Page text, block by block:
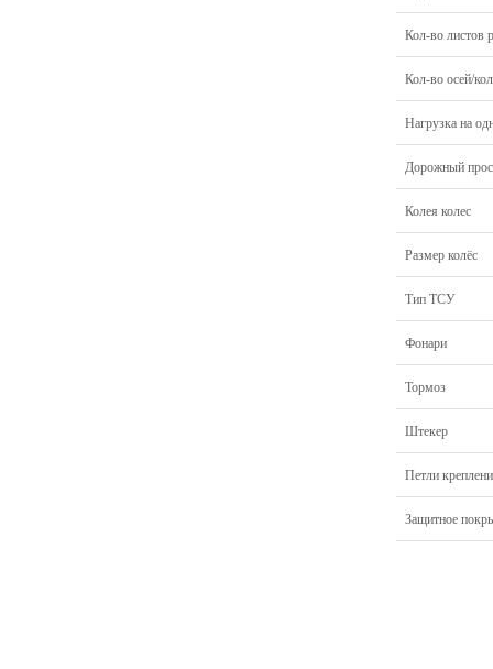
Кол-во листов
Кол-во осей/
Нагрузка на
Дорожный
Колея колес
Размер колёс
Тип ТСУ
Фонари
Тормоз
Штекер
Петли
Защитное